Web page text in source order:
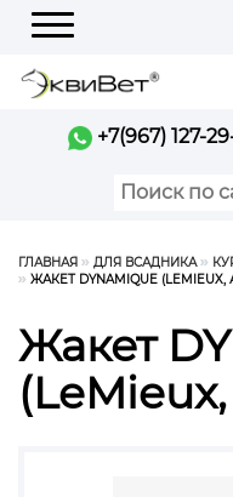
Меню
+7(967) 127-
ГЛАВНАЯ ДЛЯ ВСАДНИКА
ЖАКЕТ DYNAMIQUE
Жакет